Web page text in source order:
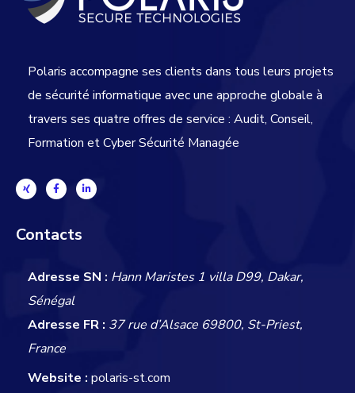
Polaris accompagne ses clients dans tous leurs projets
de sécurité informatique avec une approche globale à
travers ses quatre offres de service : Audit, Conseil,
Formation et Cyber Sécurité Managée
Contacts
Adresse SN : Hann Maristes 1 villa D99, Dakar,
Sénégal
Adresse FR : 37 rue d’Alsace 69800, St-Priest,
France
Website : polaris-st.com